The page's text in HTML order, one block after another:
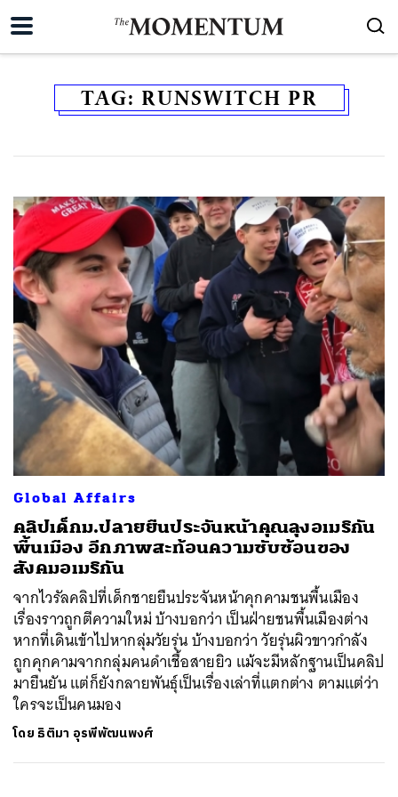
TAG: RUNSWITCH PR
Global Affairs
คลิปเด็กม.ปลายยืนประจันหน้าคุณลุงอเมริกัน
พื้นเมือง อีกภาพสะท้อนความซับซ้อนของ
สังคมอเมริกัน
จากไวรัลคลิปที่เด็กชายยืนประจันหน้าคุกคามชนพื้นเมือง
เรื่องราวถูกตีความใหม่ บ้างบอกว่า เป็นฝ่ายชนพื้นเมืองต่าง
หากที่เดินเข้าไปหากลุ่มวัยรุ่น บ้างบอกว่า วัยรุ่นผิวขาวกำลัง
ถูกคุกคามจากกลุ่มคนดำเชื้อสายยิว แม้จะมีหลักฐานเป็นคลิป
มายืนยัน แต่ก็ยังกลายพันธุ์เป็นเรื่องเล่าที่แตกต่าง ตามแต่ว่า
ใครจะเป็นคนมอง
โดย ธิติมา อุรพีพัฒนพงศ์
SHARE